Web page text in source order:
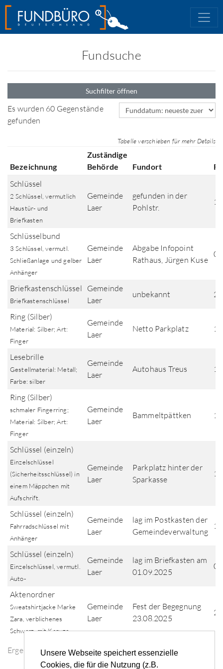
Unsere Webseite speichert essenzielle
Cookies, die für die Nutzung (z.B.
Fundsuche
Suchfilter öffnen
Es wurden 60 Gegenstände
gefunden
Sortierfeld
Tabelle verschieben für mehr Details
Ergebnisse der Fundsuche
Bezeichnung
Zuständige
Behörde
Fundort
Schlüssel
2 Schlüssel, vermutlich
Haustür- und
Briefkasten
Gemeinde
Laer
gefunden in der
Pohlstr.
Schlüsselbund
3 Schlüssel, vermutl.
Schließanlage und gelber
Anhänger
Gemeinde
Laer
Abgabe Infopoint
Rathaus, Jürgen Kuse
Briefkastenschlüssel
Briefkastenschlüssel
Gemeinde
Laer
unbekannt
Ring (Silber)
Material: Silber; Art:
Finger
Gemeinde
Laer
Netto Parkplatz
Lesebrille
Gestellmaterial: Metall;
Farbe: silber
Gemeinde
Laer
Autohaus Treus
Ring (Silber)
schmaler Fingerring;
Material: Silber; Art:
Finger
Gemeinde
Laer
Bammeltpättken
Schlüssel (einzeln)
Einzelschlüssel
(Sicherheitsschlüssel) in
einem Mäppchen mit
Aufschrift.
Gemeinde
Laer
Parkplatz hinter der
Sparkasse
Schlüssel (einzeln)
Fahrradschlüssel mit
Anhänger
Gemeinde
Laer
lag im Postkasten der
Gemeindeverwaltung
Schlüssel (einzeln)
Einzelschlüssel, vermutl.
Auto-
Gemeinde
Laer
lag im Briefkasten am
01.09.2025
Aktenordner
Sweatshirtjacke Marke
Zara, verblichenes
Schwarz, mit Kapuze
Gemeinde
Laer
Fest der Begegnung
23.08.2025